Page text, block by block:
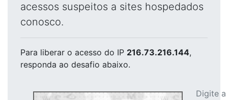
acessos suspeitos a sites hospedados
conosco.
Para liberar o acesso do IP 216.73.216.144,
responda ao desafio abaixo.
Digite